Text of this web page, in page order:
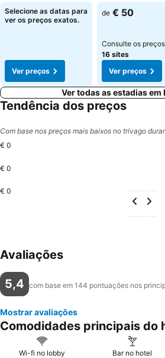
Selecione as datas para
ver os preços exatos.
Ver preços
de € 50
Consulte os
16 sites
Ver preços
Ver todas as estadias em
Tendência dos preços
Com base nos preços mais baixos no trivago
€ 0
€ 0
€ 0
Avaliações
5,4 com base em 144 pontuações nos
Mostrar avaliações
Comodidades principais do
Wi-fi no lobby Bar no hotel